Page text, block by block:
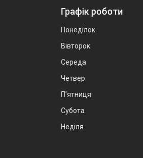
Графік роботи
Понеділок
Вівторок
Середа
Четвер
Пʼятниця
Субота
Неділя